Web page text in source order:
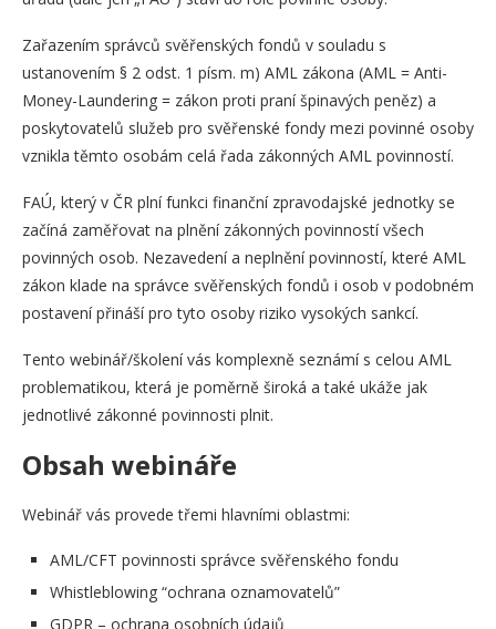
Zařazením správců svěřenských fondů v souladu s
ustanovením § 2 odst. 1 písm. m) AML zákona (AML = Anti-
Money-Laundering = zákon proti praní špinavých peněz) a
poskytovatelů služeb pro svěřenské fondy mezi povinné osoby
vznikla těmto osobám celá řada zákonných AML povinností.
FAÚ, který v ČR plní funkci finanční zpravodajské jednotky se
začíná zaměřovat na plnění zákonných povinností všech
povinných osob. Nezavedení a neplnění povinností, které AML
zákon klade na správce svěřenských fondů i osob v podobném
postavení přináší pro tyto osoby riziko vysokých sankcí.
Tento webinář/školení vás komplexně seznámí s celou AML
problematikou, která je poměrně široká a také ukáže jak
jednotlivé zákonné povinnosti plnit.
Obsah webináře
Webinář vás provede třemi hlavními oblastmi:
AML/CFT povinnosti správce svěřenského fondu
Whistleblowing “ochrana oznamovatelů”
GDPR – ochrana osobních údajů